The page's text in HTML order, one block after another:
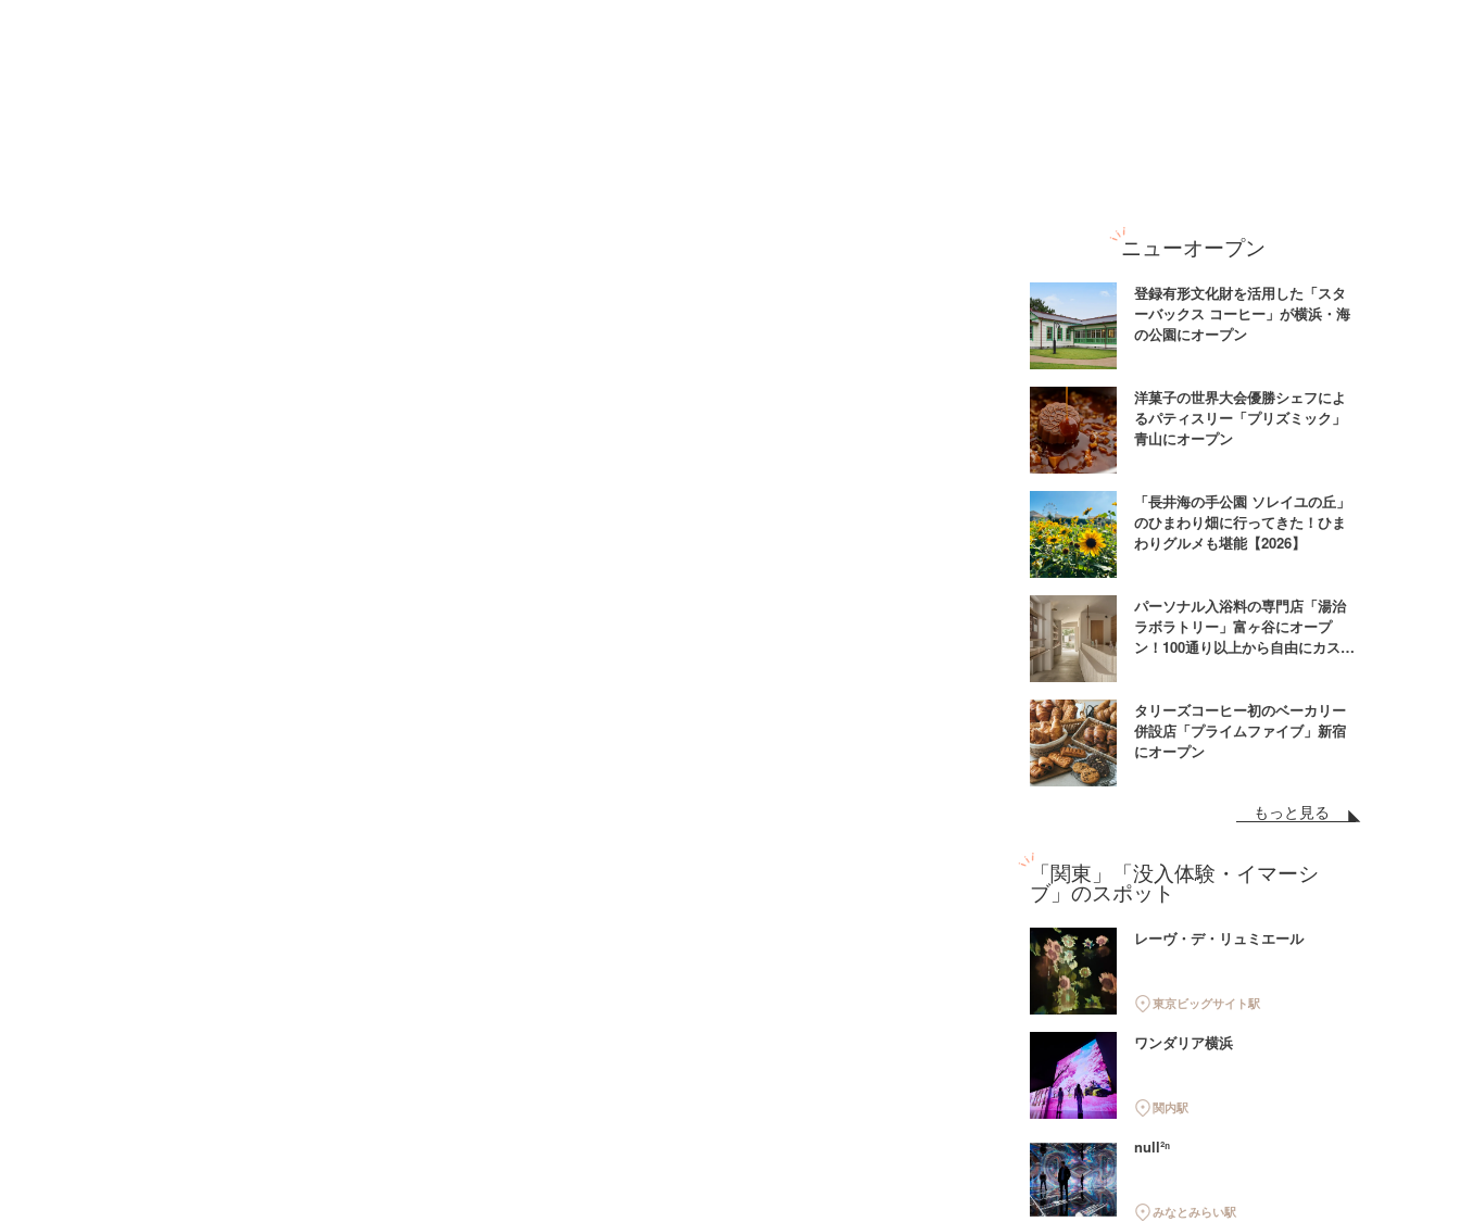
ニューオープン
登録有形文化財を活用した「スタ
ーバックス コーヒー」が横浜・海
の公園にオープン
洋菓子の世界大会優勝シェフによ
るパティスリー「プリズミック」
青山にオープン
「長井海の手公園 ソレイユの丘」
のひまわり畑に行ってきた！ひま
わりグルメも堪能【2026】
パーソナル入浴料の専門店「湯治
ラボラトリー」富ヶ谷にオープ
ン！100通り以上から自由にカスタ
タリーズコーヒー初のベーカリー
併設店「プライムファイブ」新宿
にオープン
もっと見る
「関東」「没入体験・イマーシ
ブ」のスポット
レーヴ・デ・リュミエール
東京ビッグサイト駅
ワンダリア横浜
関内駅
null²ⁿ
みなとみらい駅